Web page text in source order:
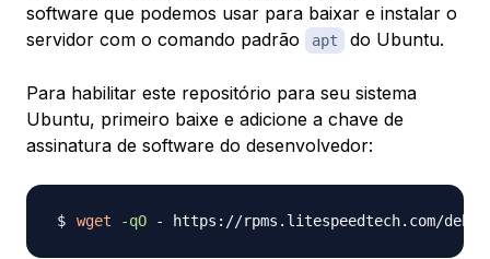
software que podemos usar para baixar e instalar o
servidor com o comando padrão
apt do Ubuntu.
Para habilitar este repositório para seu sistema
Ubuntu, primeiro baixe e adicione a chave de
assinatura de software do desenvolvedor:
wget -qO - https://rpms.litespeedtech.com/